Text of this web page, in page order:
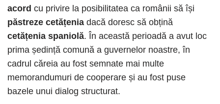
acord cu privire la posibilitatea ca românii să își
păstreze cetățenia dacă doresc să obțină
cetățenia spaniolă. În această perioadă a avut loc
prima ședință comună a guvernelor noastre, în
cadrul căreia au fost semnate mai multe
memorandumuri de cooperare și au fost puse
bazele unui dialog structurat.